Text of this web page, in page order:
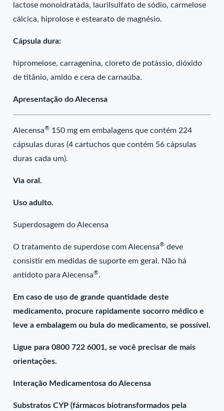
lactose monoidratada, laurilsulfato de sódio, carmelose
cálcica, hiprolose e estearato de magnésio.
Cápsula dura:
hipromelose, carragenina, cloreto de potássio, dióxido
de titânio, amido e cera de carnaúba.
Apresentação do Alecensa
Alecensa® 150 mg em embalagens que contém 224
cápsulas duras (4 cartuchos que contém 56 cápsulas
duras cada um).
Via oral.
Uso adulto.
Superdosagem do Alecensa
O tratamento de superdose com Alecensa® deve
consistir em medidas de suporte em geral. Não há
antídoto para Alecensa®.
Em caso de uso de grande quantidade deste
medicamento, procure rapidamente socorro médico e
leve a embalagem ou bula do medicamento, se possível.
Ligue para 0800 722 6001, se você precisar de mais
orientações.
Interação Medicamentosa do Alecensa
Substratos CYP (fármacos biotransformados pela